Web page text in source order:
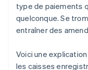
type de paiements
quelconque. Se
entraîner des
Voici une
les caisses